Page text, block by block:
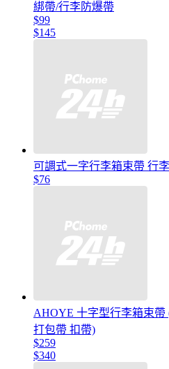
綁帶/行李防爆帶
$99
$145
可調式一字行李箱束帶 行
$76
AHOYE 十字型行李箱束
打包帶 扣帶)
$259
$340